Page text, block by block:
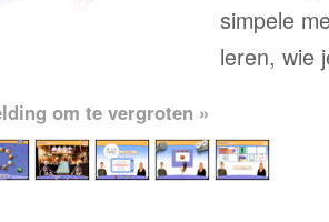
simpele
leren, wie
om te vergroten »